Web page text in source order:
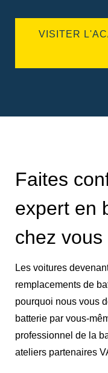
VISITER
Faites
expert en
chez vous
Les voitures
remplacements de
pourquoi nous vous
batterie par vous-
professionnel de la
ateliers partenaires